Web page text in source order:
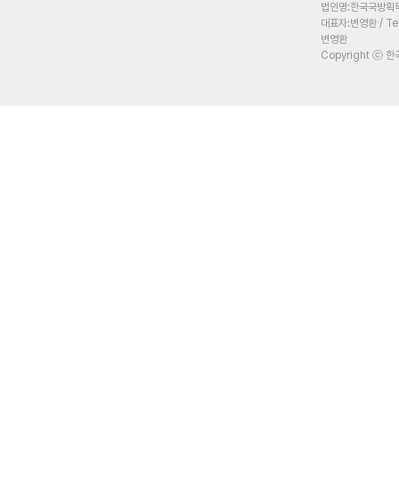
법인명:한국국방
대표자:변영환 /
변영환
Copyright ⓒ 한